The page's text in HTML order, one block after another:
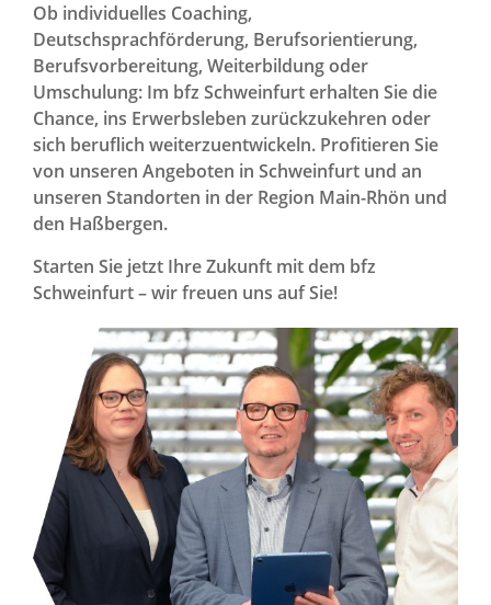
Ob individuelles Coaching,
Deutschsprachförderung, Berufsorientierung,
Berufsvorbereitung, Weiterbildung oder
Umschulung: Im bfz Schweinfurt erhalten Sie die
Chance, ins Erwerbsleben zurückzukehren oder
sich beruflich weiterzuentwickeln. Profitieren Sie
von unseren Angeboten in Schweinfurt und an
unseren Standorten in der Region Main-Rhön und
den Haßbergen.
Starten Sie jetzt Ihre Zukunft mit dem bfz
Schweinfurt – wir freuen uns auf Sie!